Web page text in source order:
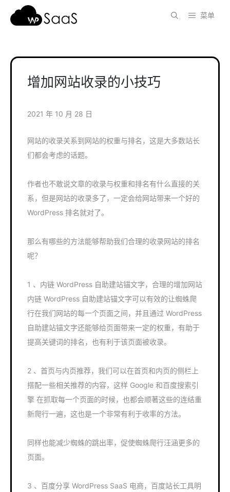
菜单
增加网站收录的小技巧
2021 年 10 月 28 日
网站的收录关系到网站的权重与排名，这是大多数站长
们都会考虑的话题。
作者也不敢说文章的收录与权重和排名有什么直接的关
系，但是网站的收录多了，一定会给网站带来一个好的
WordPress 排名就对了。
那么有哪些的方法能够帮助我们合理的收录网站的排名
呢？
1 、内链 WordPress 自助建站锚文字，合理的增加网站
内链 WordPress 自助建站锚文字可以有效的让蜘蛛爬
行在我们网站的每一个页面之间，并且通过 WordPress
自助建站锚文字还能够给页面带来一定的权重，有助于
提高关键词的排名，也有利于该页面被收录。
2 、首页与内页推荐，我们可以在首页和内页的侧栏上
搭配一些相关推荐的内容，这样 Google 和百度搜索引
擎 在抓取每一个页面的时候，也都会顺著这些的连结重
新爬行一遍，这也是一个非常有利于收率的方法。
同样也能减少蜘蛛的跳出率，促使蜘蛛爬行汪涵更多的
页面。
3 、百度分享 WordPress SaaS 电商，百度站长工具明